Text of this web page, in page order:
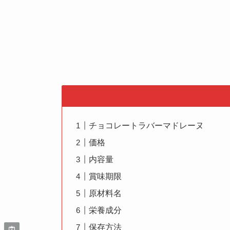
チョコレートラバーマドレーヌ
価格
内容量
賞味期限
原材料名
栄養成分
保存方法